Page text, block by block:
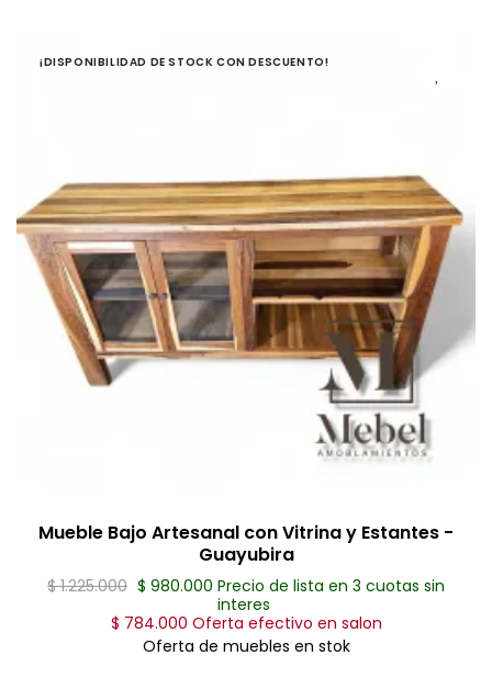
¡DISPONIBILIDAD DE STOCK CON DESCUENTO!
Mueble Bajo Artesanal con Vitrina y Estantes -
Guayubira
$ 1.225.000 $ 980.000 Precio de lista en 3 cuotas sin
interes
$ 784.000 Oferta efectivo en salon
Oferta de muebles en stok